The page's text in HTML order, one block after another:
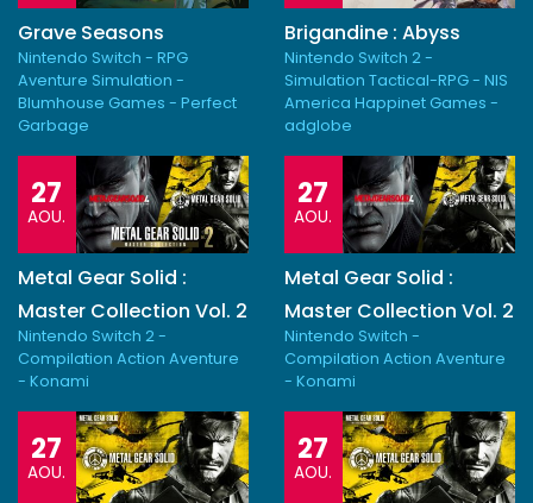
Grave Seasons
Nintendo Switch - RPG
Aventure Simulation -
Blumhouse Games - Perfect
Garbage
Brigandine : Abyss
Nintendo Switch 2 -
Simulation Tactical-RPG - NIS
America Happinet Games -
adglobe
27
AOU.
Metal Gear Solid :
Master Collection Vol. 2
Nintendo Switch 2 -
Compilation Action Aventure
- Konami
27
AOU.
Metal Gear Solid :
Master Collection Vol. 2
Nintendo Switch -
Compilation Action Aventure
- Konami
27
AOU.
27
AOU.